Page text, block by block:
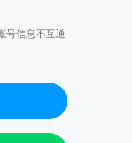
号信息不互通